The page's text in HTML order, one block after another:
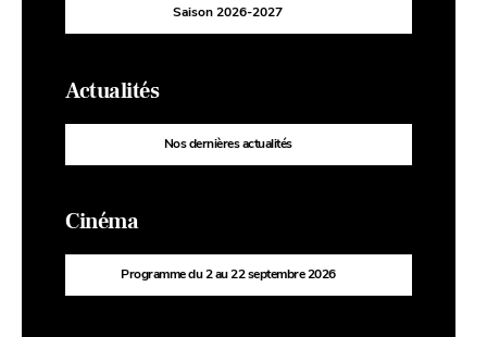
Saison 2026-2027
Actualités
Nos dernières actualités
Cinéma
Programme du 2 au 22 septembre 2026